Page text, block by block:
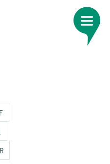
F
R